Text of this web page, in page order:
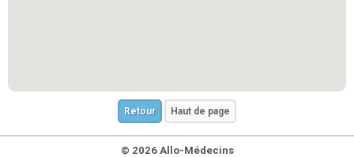
Retour Haut de page
© 2026 Allo-Médecins